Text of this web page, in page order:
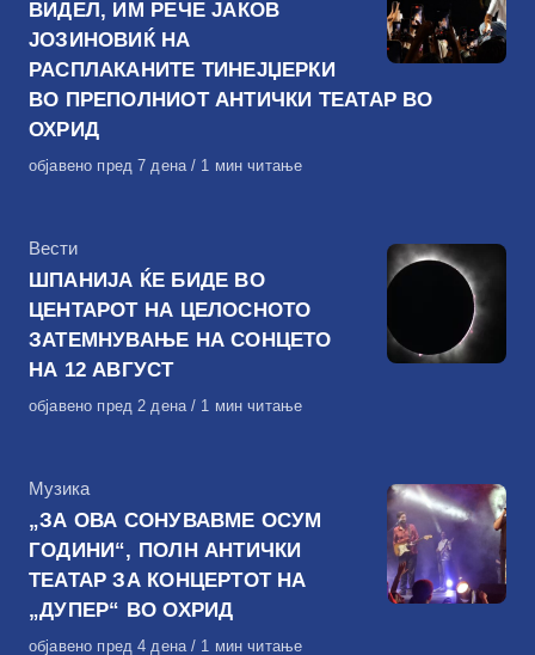
ВИДЕЛ, ИМ РЕЧЕ ЈАКОВ
ЈОЗИНОВИЌ НА
РАСПЛАКАНИТЕ ТИНЕЈЏЕРКИ
ВО ПРЕПОЛНИОТ АНТИЧКИ ТЕАТАР ВО
ОХРИД
Објавено
објавено пред 7 дена 1 мин читање
КАтегорија
Вести
ШПАНИЈА ЌЕ БИДЕ ВО
ЦЕНТАРОТ НА ЦЕЛОСНОТО
ЗАТЕМНУВАЊЕ НА СОНЦЕТО
НА 12 АВГУСТ
Објавено
објавено пред 2 дена 1 мин читање
КАтегорија
Музика
„ЗА ОВА СОНУВАВМЕ ОСУМ
ГОДИНИ“, ПОЛН АНТИЧКИ
ТЕАТАР ЗА КОНЦЕРТОТ НА
„ДУПЕР“ ВО ОХРИД
Објавено
објавено пред 4 дена 1 мин читање